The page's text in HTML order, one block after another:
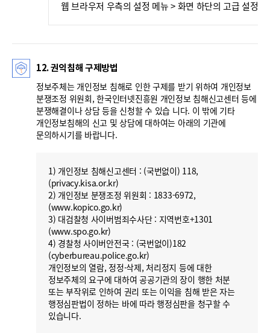
웹 브라우저 우측의 설정 메뉴 > 화면 하단의 고급 설정
12. 권익침해 구제방법
정보주체는 개인정보 침해로 인한 구제를 받기 위하여 개인정보
분쟁조정 위원회, 한국인터넷진흥원 개인정보 침해신고센터 등에
분쟁해결이나 상담 등을 신청할 수 있습 니다. 이 밖에 기타
개인정보침해의 신고 및 상담에 대하여는 아래의 기관에
문의하시기를 바랍니다.
1) 개인정보 침해신고센터 : (국번없이) 118,
(privacy.kisa.or.kr)
2) 개인정보 분쟁조정 위원회 : 1833-6972,
(www.kopico.go.kr)
3) 대검찰청 사이버범죄수사단 : 지역번호+1301
(www.spo.go.kr)
4) 경찰청 사이버안전국 : (국번없이)182
(cyberbureau.police.go.kr)
개인정보의 열람, 정정·삭제, 처리정지 등에 대한
정보주체의 요구에 대하여 공공기관의 장이 행한 처분
또는 부작위로 인하여 권리 또는 이익을 침해 받은 자는
행정심판법이 정하는 바에 따라 행정심판을 청구할 수
있습니다.